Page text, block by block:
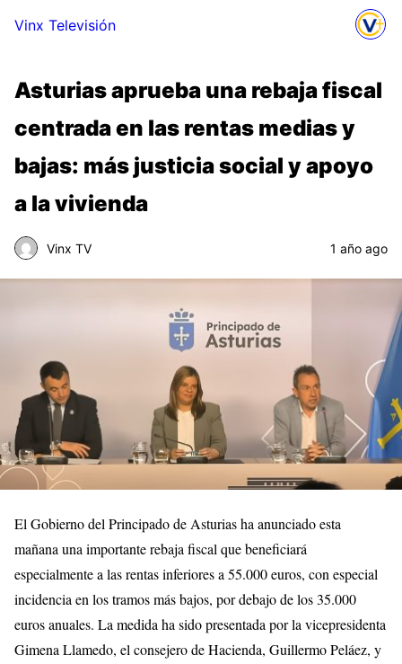
Vinx Televisión
Asturias aprueba una rebaja fiscal
centrada en las rentas medias y
bajas: más justicia social y apoyo
a la vivienda
Vinx TV 1 año ago
El Gobierno del Principado de Asturias ha anunciado esta
mañana una importante rebaja fiscal que beneficiará
especialmente a las rentas inferiores a 55.000 euros, con especial
incidencia en los tramos más bajos, por debajo de los 35.000
euros anuales. La medida ha sido presentada por la vicepresidenta
Gimena Llamedo, el consejero de Hacienda, Guillermo Peláez, y